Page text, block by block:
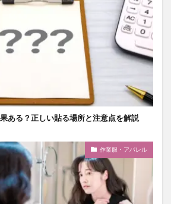
ある？正しい貼る場所と注意点を解説
作業服・アパレル